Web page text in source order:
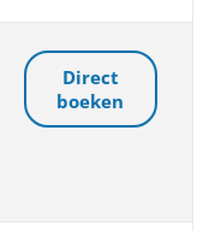
Direct
boeken